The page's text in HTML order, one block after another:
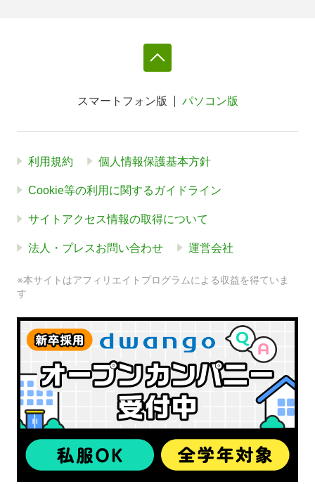
スマートフォン版 パソコン版
利用規約 個人情報保護基本方針
Cookie等の利用に関するガイドライン
サイトアクセス情報の取得について
法人・プレスお問い合わせ 運営会社
※本サイトはアフィリエイトプログラムによる収益を得ていま
す